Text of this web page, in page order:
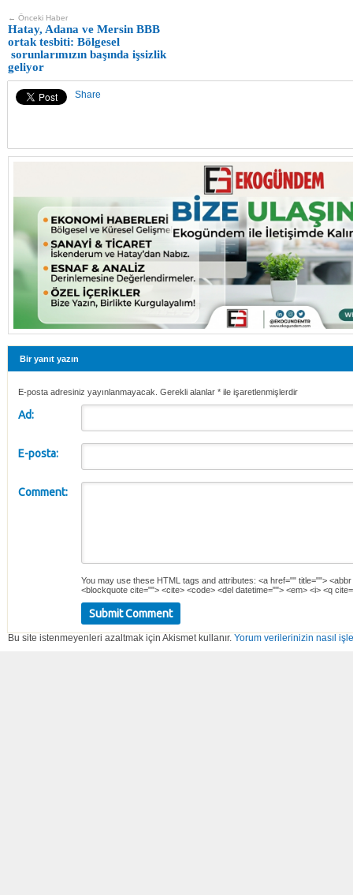
← Önceki Haber
Hatay, Adana ve Mersin BBB
ortak tesbiti: Bölgesel
sorunlarımızın başında işsizlik
geliyor
Share
Bir yanıt yazın
E-posta adresiniz yayınlanmayacak. Gerekli alanlar * ile işaretlenmişlerdir
Ad:
E-posta:
Comment:
You may use these HTML tags and attributes: <a href="" title="">
<blockquote cite=""> <cite> <code> <del datetime=""> <em> <i> <q
Bu site istenmeyenleri azaltmak için Akismet kullanır. Yorum verilerinizin nasıl